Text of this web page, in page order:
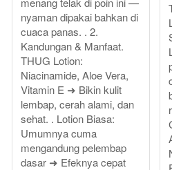
nyaman dipakai bahkan di
cuaca panas. . 2.
Kandungan & Manfaat.
THUG Lotion:
Niacinamide, Aloe Vera,
Vitamin E ➜ Bikin kulit
lembap, cerah alami, dan
sehat. . Lotion Biasa:
Umumnya cuma
mengandung pelembap
dasar ➜ Efeknya cepat